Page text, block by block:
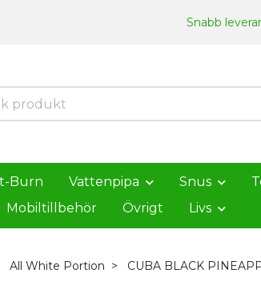
Snabb
Burn Vattenpipa Snus
Mobiltillbehör
Övrigt Livs
All White Portion CUBA BLACK